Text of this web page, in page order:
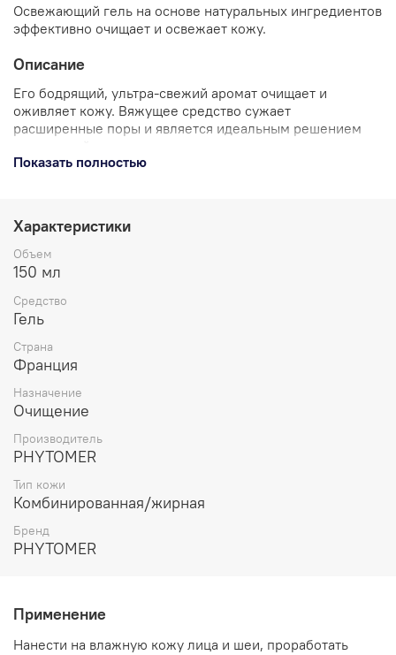
Освежающий гель на основе натуральных ингредиентов
эффективно очищает и освежает кожу.
Описание
Его бодрящий, ультра-свежий аромат очищает и
оживляет кожу. Вяжущее средство сужает
расширенные поры и является идеальным решением
промойте водой.
Marine
токсины и восстанавливает эпидермис.
Морские олигосахариды и экстракт гамамелиса
обладают антибактериальным, себорегулирующим
действием.
Экстракт микроводоросли хлореллы улучшает
микроциркуляцию кожи, восстанавливает кожный
барьер, придает здоровый цвет и сияние.
Содержит:сoco
ПАВы),Marine
гамамелиса,
экстракт хлореллы.
Показать полностью
Характеристики
Объем
150 мл
Средство
Гель
Страна
Франция
Назначение
Очищение
Производитель
PHYTOMER
Тип кожи
Комбинированная/жирная
Бренд
PHYTOMER
Применение
Нанести на влажную кожу лица и шеи, проработать